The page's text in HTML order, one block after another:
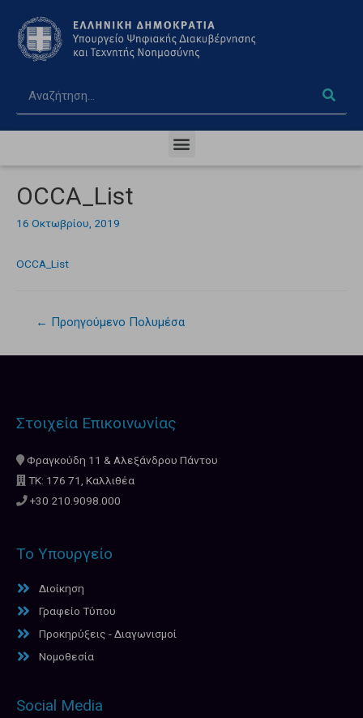
OCCA_List
16 Οκτωβρίου, 2019
OCCA_List
← Προηγούμενο Πολυμέσα
Στοιχεία Επικοινωνίας
Φραγκούδη 11 & Αλεξάνδρου Πάντου
ΤΚ: 176 71, Καλλιθέα
+30 210.9098.000
Το Υπουργείο
Διοίκηση
Γραφείο Τύπου
Προκηρύξεις - Διαγωνισμοί
Νομοθεσία
Social Media